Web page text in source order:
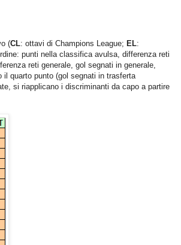
(CL: ottavi di Champions League; EL:
punti nella classifica avulsa, differenza reti
reti generale, gol segnati in generale,
quarto punto (gol segnati in trasferta
si riapplicano i discriminanti da capo a partire